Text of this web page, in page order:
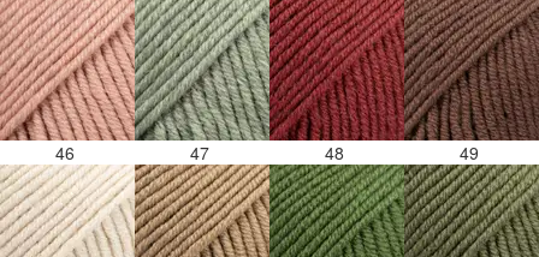
46 47 48 49